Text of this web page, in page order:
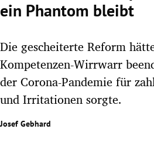
Untermenü
Untermenü
Untermenü
ein Phantom bleibt
Die gescheiterte Reform
Kompetenzen-Wirrwarr
der Corona-Pandemie für
und Irritationen sorgte.
Josef Gebhard